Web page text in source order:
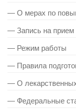
— О мерах по
— Запись на прием
— Режим работы
— Правила
— О
— Федеральные